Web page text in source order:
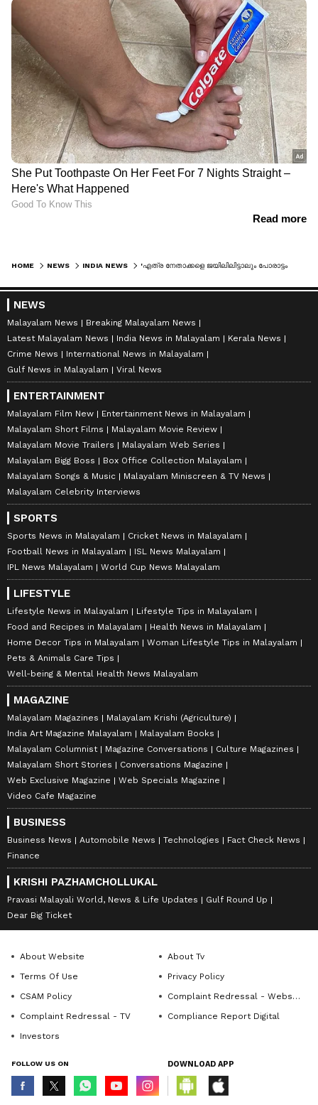
HOME NEWS INDIA NEWS
NEWS
Malayalam News
Breaking Malayalam News
Latest Malayalam News
India News in Malayalam
Kerala News
Crime News
International News in Malayalam
Gulf News in Malayalam
Viral News
ENTERTAINMENT
Malayalam Film New
Entertainment News in Malayalam
Malayalam Short Films
Malayalam Movie Review
Malayalam Movie Trailers
Malayalam Web Series
Malayalam Bigg Boss
Box Office Collection Malayalam
Malayalam Songs & Music
Malayalam Miniscreen & TV News
Malayalam Celebrity Interviews
SPORTS
Sports News in Malayalam
Cricket News in Malayalam
Football News in Malayalam
ISL News Malayalam
IPL News Malayalam
World Cup News Malayalam
LIFESTYLE
Lifestyle News in Malayalam
Lifestyle Tips in Malayalam
Food and Recipes in Malayalam
Health News in Malayalam
Home Decor Tips in Malayalam
Woman Lifestyle Tips in Malayalam
Pets & Animals Care Tips
Well-being & Mental Health News Malayalam
MAGAZINE
Malayalam Magazines
Malayalam Krishi (Agriculture)
India Art Magazine Malayalam
Malayalam Books
Malayalam Columnist
Magazine Conversations
Culture Magazines
Malayalam Short Stories
Conversations Magazine
Web Exclusive Magazine
Web Specials Magazine
Video Cafe Magazine
BUSINESS
Business News Automobile News Technologies
Fact Check News
Finance
KRISHI PAZHAMCHOLLUKAL
Pravasi Malayali World, News & Life Updates
Gulf Round Up
Dear Big Ticket
About Website
About Tv
Terms Of Use
Privacy Policy
CSAM Policy
Complaint Redressal - Website
Complaint Redressal - TV
Compliance Report Digital
Investors
FOLLOW US ON DOWNLOAD APP